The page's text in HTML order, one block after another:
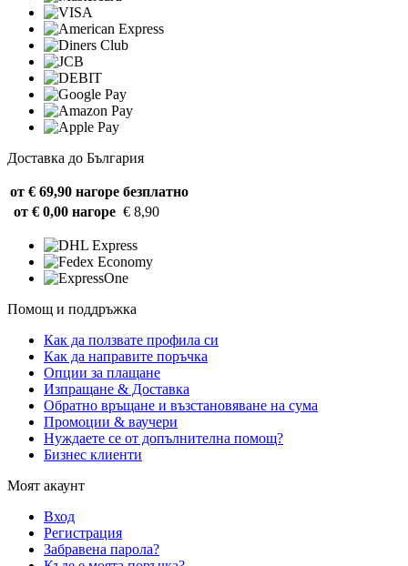
Доставка до България
от € 69,90 нагоре безплатно
от € 0,00 нагоре € 8,90
Помощ и поддръжка
Как да ползвате профила си
Как да направите поръчка
Опции за плащане
Изпращане & Доставка
Обратно връщане и възстановяване на сума
Промоции & ваучери
Нуждаете се от допълнителна помощ?
Бизнес клиенти
Моят акаунт
Вход
Регистрация
Забравена парола?